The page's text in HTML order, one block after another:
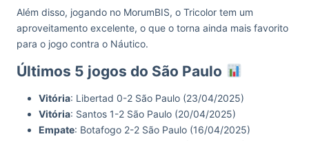
Além disso, jogando no MorumBIS, o Tricolor tem um
aproveitamento excelente, o que o torna ainda mais favorito
para o jogo contra o Náutico.
Últimos 5 jogos do São Paulo
Vitória: Libertad 0-2 São Paulo (23/04/2025)
Vitória: Santos 1-2 São Paulo (20/04/2025)
Empate: Botafogo 2-2 São Paulo (16/04/2025)